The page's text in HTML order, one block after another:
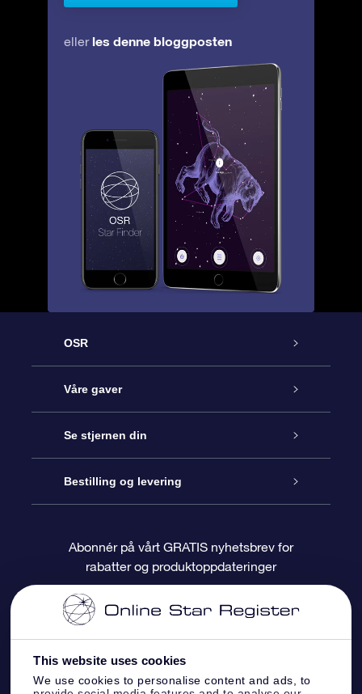
This website uses cookies
We use cookies to personalise content and ads, to
eller les denne bloggposten
OSR
Kundeservice
Kontakt oss
Bloggen
Anmeldelser
Våre gaver
Online Stjernegave
OSR Gavepakke
OSR-gavekortet
Bedriftsgaver
Se stjernen din
Star Register
Pesontilpasset stjerneside
One Million Stars
OSR Starsaver
Bestilling og levering
Betalingsinformasjon
Fraktinformasjon
Returpolicy
Abonnér på vårt GRATIS nyhetsbrev for
rabatter og produktoppdateringer